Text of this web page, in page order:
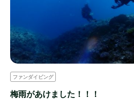
ファンダイビング
梅雨があけました！！！